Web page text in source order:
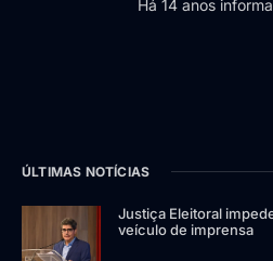
Há 14 anos
ÚLTIMAS NOTÍCIAS
Justiça Eleitoral
veículo de imprensa